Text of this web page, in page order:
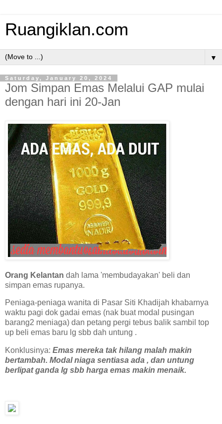
Ruangiklan.com
▼
Saturday, January 20, 2024
Jom Simpan Emas Melalui GAP mulai
dengan hari ini 20-Jan
Orang Kelantan dah lama 'membudayakan' beli dan
simpan emas rupanya.
Peniaga-peniaga wanita di Pasar Siti Khadijah khabarnya
waktu pagi dok gadai emas (nak buat modal pusingan
barang2 meniaga) dan petang pergi tebus balik sambil top
up beli emas baru lg sbb dah untung .
Konklusinya: Emas mereka tak hilang malah makin
bertambah. Modal niaga sentiasa ada , dan untung
berlipat ganda lg sbb harga emas makin menaik.